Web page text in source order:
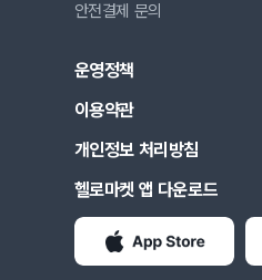
안전결제 문의
운영정책
이용약관
개인정보 처리방침
헬로마켓 앱 다운로드